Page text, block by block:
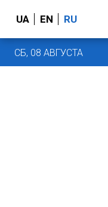
UA EN RU
СБ, 08 АВГУСТА